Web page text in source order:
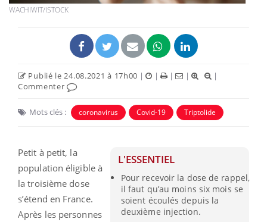
WACHIWIT/ISTOCK
Publié le 24.08.2021 à 17h00 | | | |
|
Commenter
Mots clés : coronavirus Covid-19 Triptolide
L'ESSENTIEL
Pour recevoir la dose de rappel,
il faut qu’au moins six mois se
soient écoulés depuis la
deuxième injection.
Petit à petit, la
population éligible à
la troisième dose
s’étend en France.
Après les personnes